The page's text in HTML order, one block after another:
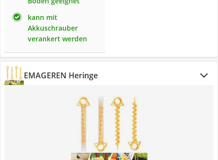
kann mit
Akkuschrauber
verankert werden
EMAGEREN Heringe